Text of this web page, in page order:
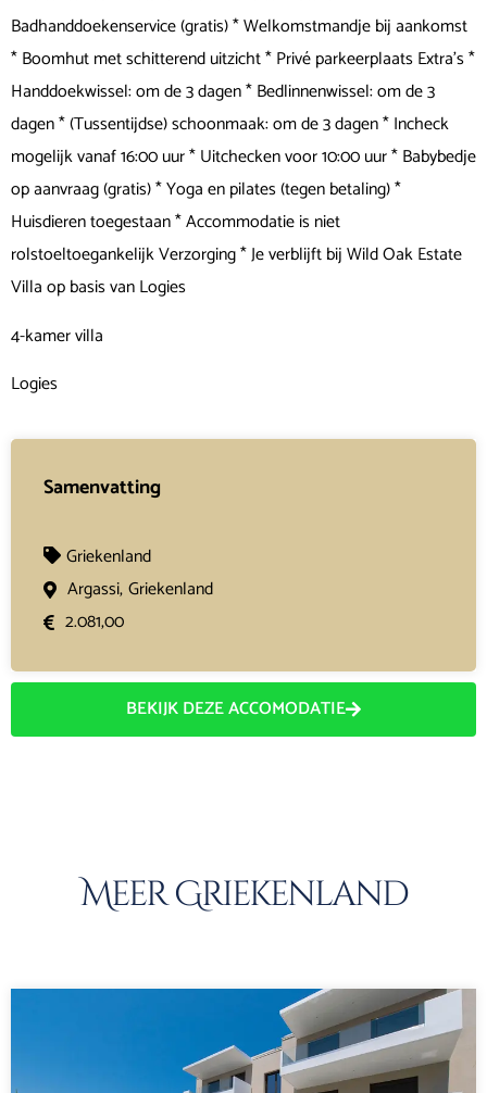
Badhanddoekenservice (gratis) * Welkomstmandje bij aankomst
* Boomhut met schitterend uitzicht * Privé parkeerplaats Extra's *
Handdoekwissel: om de 3 dagen * Bedlinnenwissel: om de 3
dagen * (Tussentijdse) schoonmaak: om de 3 dagen * Incheck
mogelijk vanaf 16:00 uur * Uitchecken voor 10:00 uur * Babybedje
op aanvraag (gratis) * Yoga en pilates (tegen betaling) *
Huisdieren toegestaan * Accommodatie is niet
rolstoeltoegankelijk Verzorging * Je verblijft bij Wild Oak Estate
Villa op basis van Logies
4-kamer villa
Logies
Samenvatting
Griekenland
Argassi,Griekenland
2.081,00
BEKIJK DEZE ACCOMODATIE
Meer Griekenland